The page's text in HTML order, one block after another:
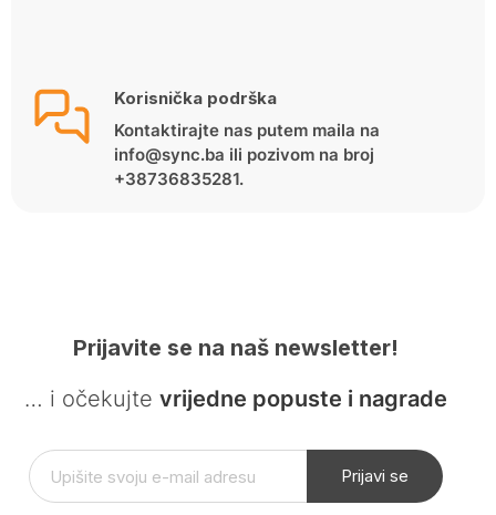
Korisnička podrška
Kontaktirajte nas putem maila na
info@sync.ba ili pozivom na broj
+38736835281.
Prijavite se na naš newsletter!
… i očekujte vrijedne popuste i nagrade
Prijavi se